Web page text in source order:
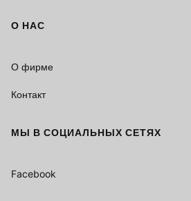
О НАС
О фирме
Контакт
МЫ В СОЦИАЛЬНЫХ СЕТЯХ
Facebook